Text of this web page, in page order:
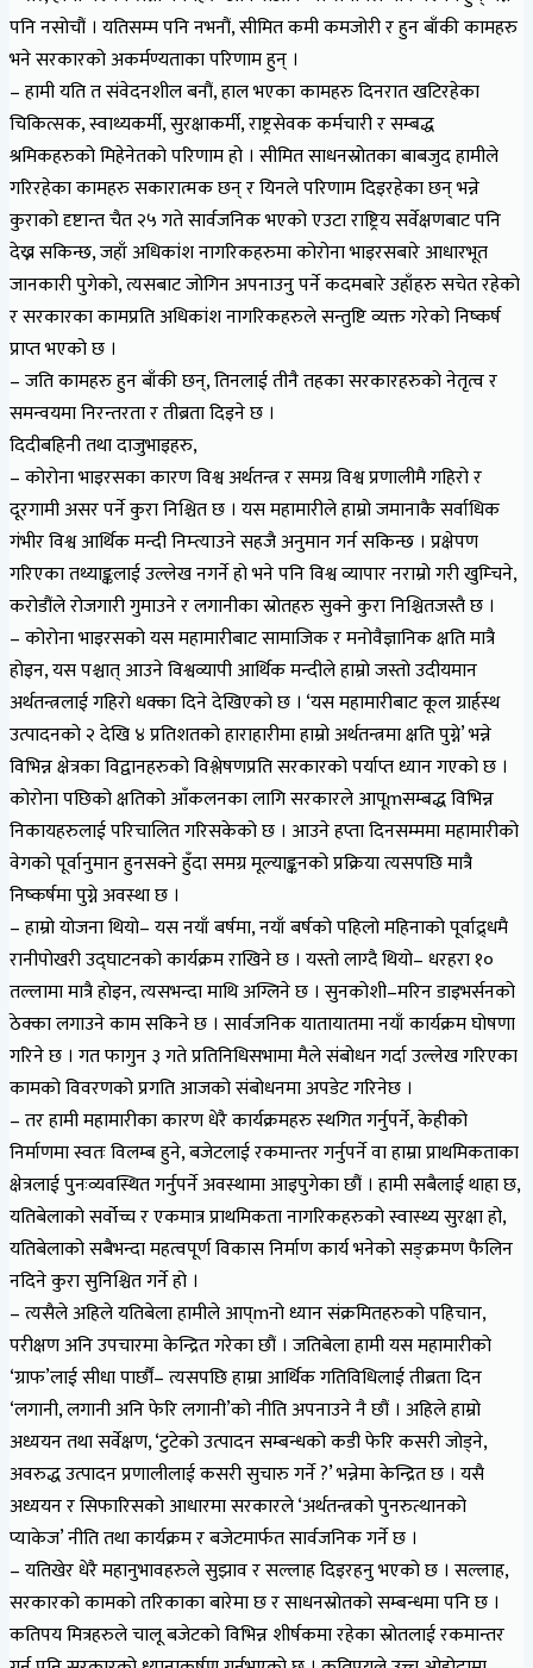
पनि नसोचौं । यतिसम्म पनि नभनौं, सीमित कमी कमजोरी र हुन बाँकी कामहरु
भने सरकारको अकर्मण्यताका परिणाम हुन् ।
– हामी यति त संवेदनशील बनौं, हाल भएका कामहरु दिनरात खटिरहेका
चिकित्सक, स्वाथ्यकर्मी, सुरक्षाकर्मी, राष्ट्रसेवक कर्मचारी र सम्बद्ध
श्रमिकहरुको मिहेनेतको परिणाम हो । सीमित साधनस्रोतका बाबजुद हामीले
गरिरहेका कामहरु सकारात्मक छन् र यिनले परिणाम दिइरहेका छन् भन्ने
कुराको दृष्टान्त चैत २५ गते सार्वजनिक भएको एउटा राष्ट्रिय सर्वेक्षणबाट पनि
देख्न सकिन्छ, जहाँ अधिकांश नागरिकहरुमा कोरोना भाइरसबारे आधारभूत
जानकारी पुगेको, त्यसबाट जोगिन अपनाउनु पर्ने कदमबारे उहाँहरु सचेत रहेको
र सरकारका कामप्रति अधिकांश नागरिकहरुले सन्तुष्टि व्यक्त गरेको निष्कर्ष
प्राप्त भएको छ ।
– जति कामहरु हुन बाँकी छन्, तिनलाई तीनै तहका सरकारहरुको नेतृत्व र
समन्वयमा निरन्तरता र तीब्रता दिइने छ ।
दिदीबहिनी तथा दाजुभाइहरु,
– कोरोना भाइरसका कारण विश्व अर्थतन्त्र र समग्र विश्व प्रणालीमै गहिरो र
दूरगामी असर पर्ने कुरा निश्चित छ । यस महामारीले हाम्रो जमानाकै सर्वाधिक
गंभीर विश्व आर्थिक मन्दी निम्त्याउने सहजै अनुमान गर्न सकिन्छ । प्रक्षेपण
गरिएका तथ्याङ्कलाई उल्लेख नगर्ने हो भने पनि विश्व व्यापार नराम्रो गरी खुम्चिने,
करोडौंले रोजगारी गुमाउने र लगानीका स्रोतहरु सुक्ने कुरा निश्चितजस्तै छ ।
– कोरोना भाइरसको यस महामारीबाट सामाजिक र मनोवैज्ञानिक क्षति मात्रै
होइन, यस पश्चात् आउने विश्वव्यापी आर्थिक मन्दीले हाम्रो जस्तो उदीयमान
अर्थतन्त्रलाई गहिरो धक्का दिने देखिएको छ । ‘यस महामारीबाट कूल ग्रार्हस्थ
उत्पादनको २ देखि ४ प्रतिशतको हाराहारीमा हाम्रो अर्थतन्त्रमा क्षति पुग्ने’ भन्ने
विभिन्न क्षेत्रका विद्वानहरुको विश्लेषणप्रति सरकारको पर्याप्त ध्यान गएको छ ।
कोरोना पछिको क्षतिको आँकलनका लागि सरकारले आपूmसम्बद्ध विभिन्न
निकायहरुलाई परिचालित गरिसकेको छ । आउने हप्ता दिनसम्ममा महामारीको
वेगको पूर्वानुमान हुनसक्ने हुँदा समग्र मूल्याङ्कनको प्रक्रिया त्यसपछि मात्रै
निष्कर्षमा पुग्ने अवस्था छ ।
– हाम्रो योजना थियो– यस नयाँ बर्षमा, नयाँ बर्षको पहिलो महिनाको पूर्वाद्र्धमै
रानीपोखरी उद्घाटनको कार्यक्रम राखिने छ । यस्तो लाग्दै थियो– धरहरा १०
तल्लामा मात्रै होइन, त्यसभन्दा माथि अग्लिने छ । सुनकोशी–मरिन डाइभर्सनको
ठेक्का लगाउने काम सकिने छ । सार्वजनिक यातायातमा नयाँ कार्यक्रम घोषणा
गरिने छ । गत फागुन ३ गते प्रतिनिधिसभामा मैले संबोधन गर्दा उल्लेख गरिएका
कामको विवरणको प्रगति आजको संबोधनमा अपडेट गरिनेछ ।
– तर हामी महामारीका कारण धेरै कार्यक्रमहरु स्थगित गर्नुपर्ने, केहीको
निर्माणमा स्वतः विलम्ब हुने, बजेटलाई रकमान्तर गर्नुपर्ने वा हाम्रा प्राथमिकताका
क्षेत्रलाई पुनःव्यवस्थित गर्नुपर्ने अवस्थामा आइपुगेका छौं । हामी सबैलाई थाहा छ,
यतिबेलाको सर्वोच्च र एकमात्र प्राथमिकता नागरिकहरुको स्वास्थ्य सुरक्षा हो,
यतिबेलाको सबैभन्दा महत्वपूर्ण विकास निर्माण कार्य भनेको सङ्क्रमण फैलिन
नदिने कुरा सुनिश्चित गर्ने हो ।
– त्यसैले अहिले यतिबेला हामीले आप्mनो ध्यान संक्रमितहरुको पहिचान,
परीक्षण अनि उपचारमा केन्द्रित गरेका छौं । जतिबेला हामी यस महामारीको
‘ग्राफ’लाई सीधा पार्छौं– त्यसपछि हाम्रा आर्थिक गतिविधिलाई तीब्रता दिन
‘लगानी, लगानी अनि फेरि लगानी’को नीति अपनाउने नै छौं । अहिले हाम्रो
अध्ययन तथा सर्वेक्षण, ‘टुटेको उत्पादन सम्बन्धको कडी फेरि कसरी जोड्ने,
अवरुद्ध उत्पादन प्रणालीलाई कसरी सुचारु गर्ने ?’ भन्नेमा केन्द्रित छ । यसै
अध्ययन र सिफारिसको आधारमा सरकारले ‘अर्थतन्त्रको पुनरुत्थानको
प्याकेज’ नीति तथा कार्यक्रम र बजेटमार्फत सार्वजनिक गर्ने छ ।
– यतिखेर धेरै महानुभावहरुले सुझाव र सल्लाह दिइरहनु भएको छ । सल्लाह,
सरकारको कामको तरिकाका बारेमा छ र साधनस्रोतको सम्बन्धमा पनि छ ।
कतिपय मित्रहरुले चालू बजेटको विभिन्न शीर्षकमा रहेका स्रोतलाई रकमान्तर